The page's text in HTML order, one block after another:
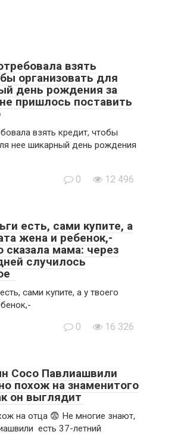
взять
организовать для
день рождения за
пришлось поставить
взять кредит, чтобы
нее шикарный день рождения
0 12 496
есть, сами купите, а
жена и ребенок,-
мама: через
случилось
сами купите, а у твоего
0 16 326
Сосо Павлиашвили
похож на знаменитого
он выглядит
на отца 😨 Не многие знают,
есть 37-летний